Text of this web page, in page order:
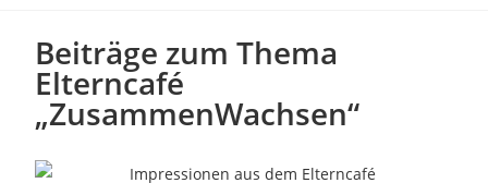
Beiträge zum Thema
Elterncafé
„ZusammenWachsen“